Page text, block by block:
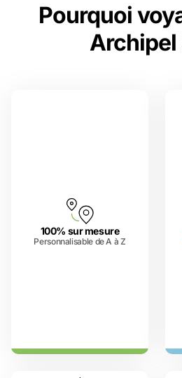
Pourquoi
100% sur mesure
Personnalisable de A à Z